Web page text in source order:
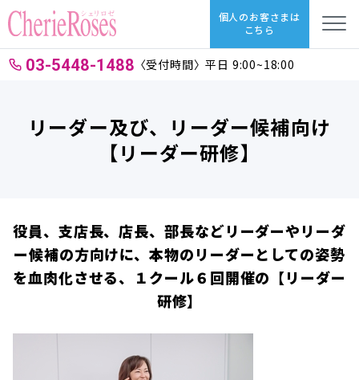
個人のお客さまは
こちら
03-5448-1488 〈受付時間〉平日 9:00~18:00
リーダー及び、リーダー候補向け
【リーダー研修】
役員、支店長、店長、部長などリーダーやリーダ
ー候補の方向けに、本物のリーダーとしての姿勢
を血肉化させる、１クール６回開催の【リーダー
研修】